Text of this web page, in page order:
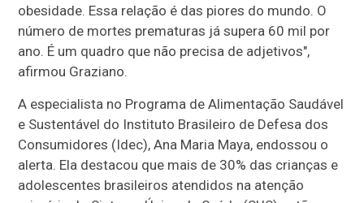
obesidade. Essa relação é das piores do mundo. O
número de mortes prematuras já supera 60 mil por
ano. É um quadro que não precisa de adjetivos",
afirmou Graziano.
A especialista no Programa de Alimentação Saudável
e Sustentável do Instituto Brasileiro de Defesa dos
Consumidores (Idec), Ana Maria Maya, endossou o
alerta. Ela destacou que mais de 30% das crianças e
adolescentes brasileiros atendidos na atenção